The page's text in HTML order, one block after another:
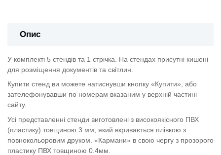
Опис
У комплекті 5 стендів та 1 стрічка. На стендах присутні кишені
для розміщення документів та світлин.
Купити стенд ви можете натиснувши кнопку «Купити», або
зателефонувавши по номерам вказаним у верхній частині
сайту.
Усі представленні стенди виготовлені з високоякісного ПВХ
(пластику) товщиною 3 мм, який вкривається плівкою з
повнокольоровим друком. «Кармани» в свою чергу з прозорого
пластику ПВХ товщиною 0.4мм.